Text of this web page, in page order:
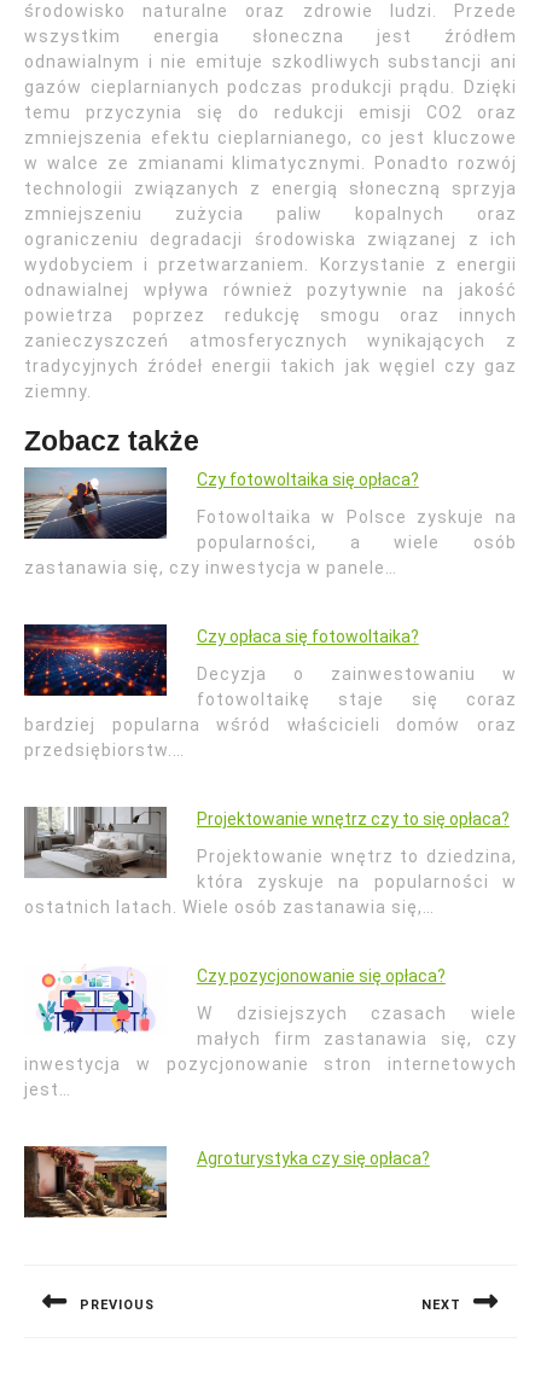
środowisko naturalne oraz zdrowie ludzi. Przede
wszystkim energia słoneczna jest źródłem
odnawialnym i nie emituje szkodliwych substancji ani
gazów cieplarnianych podczas produkcji prądu. Dzięki
temu przyczynia się do redukcji emisji CO2 oraz
zmniejszenia efektu cieplarnianego, co jest kluczowe
w walce ze zmianami klimatycznymi. Ponadto rozwój
technologii związanych z energią słoneczną sprzyja
zmniejszeniu zużycia paliw kopalnych oraz
ograniczeniu degradacji środowiska związanej z ich
wydobyciem i przetwarzaniem. Korzystanie z energii
odnawialnej wpływa również pozytywnie na jakość
powietrza poprzez redukcję smogu oraz innych
zanieczyszczeń atmosferycznych wynikających z
tradycyjnych źródeł energii takich jak węgiel czy gaz
ziemny.
Zobacz także
Czy fotowoltaika się opłaca?
Fotowoltaika w Polsce zyskuje na
popularności, a wiele osób
zastanawia się, czy inwestycja w panele…
Czy opłaca się fotowoltaika?
Decyzja o zainwestowaniu w
fotowoltaikę staje się coraz
bardziej popularna wśród właścicieli domów oraz
przedsiębiorstw.…
Projektowanie wnętrz czy to się opłaca?
Projektowanie wnętrz to dziedzina,
która zyskuje na popularności w
ostatnich latach. Wiele osób zastanawia się,…
Czy pozycjonowanie się opłaca?
W dzisiejszych czasach wiele
małych firm zastanawia się, czy
inwestycja w pozycjonowanie stron internetowych
jest…
Agroturystyka czy się opłaca?
PREVIOUS NEXT